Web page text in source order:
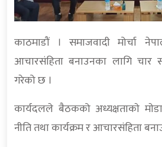
काठमाडौं । समाजवादी मोर्चा
आचारसंहिता बनाउनका लागि चार
गरेको छ ।
कार्यदलले बैठकको अध्यक्षताकाे
नीति तथा कार्यक्रम र आचारस‌ंहिता